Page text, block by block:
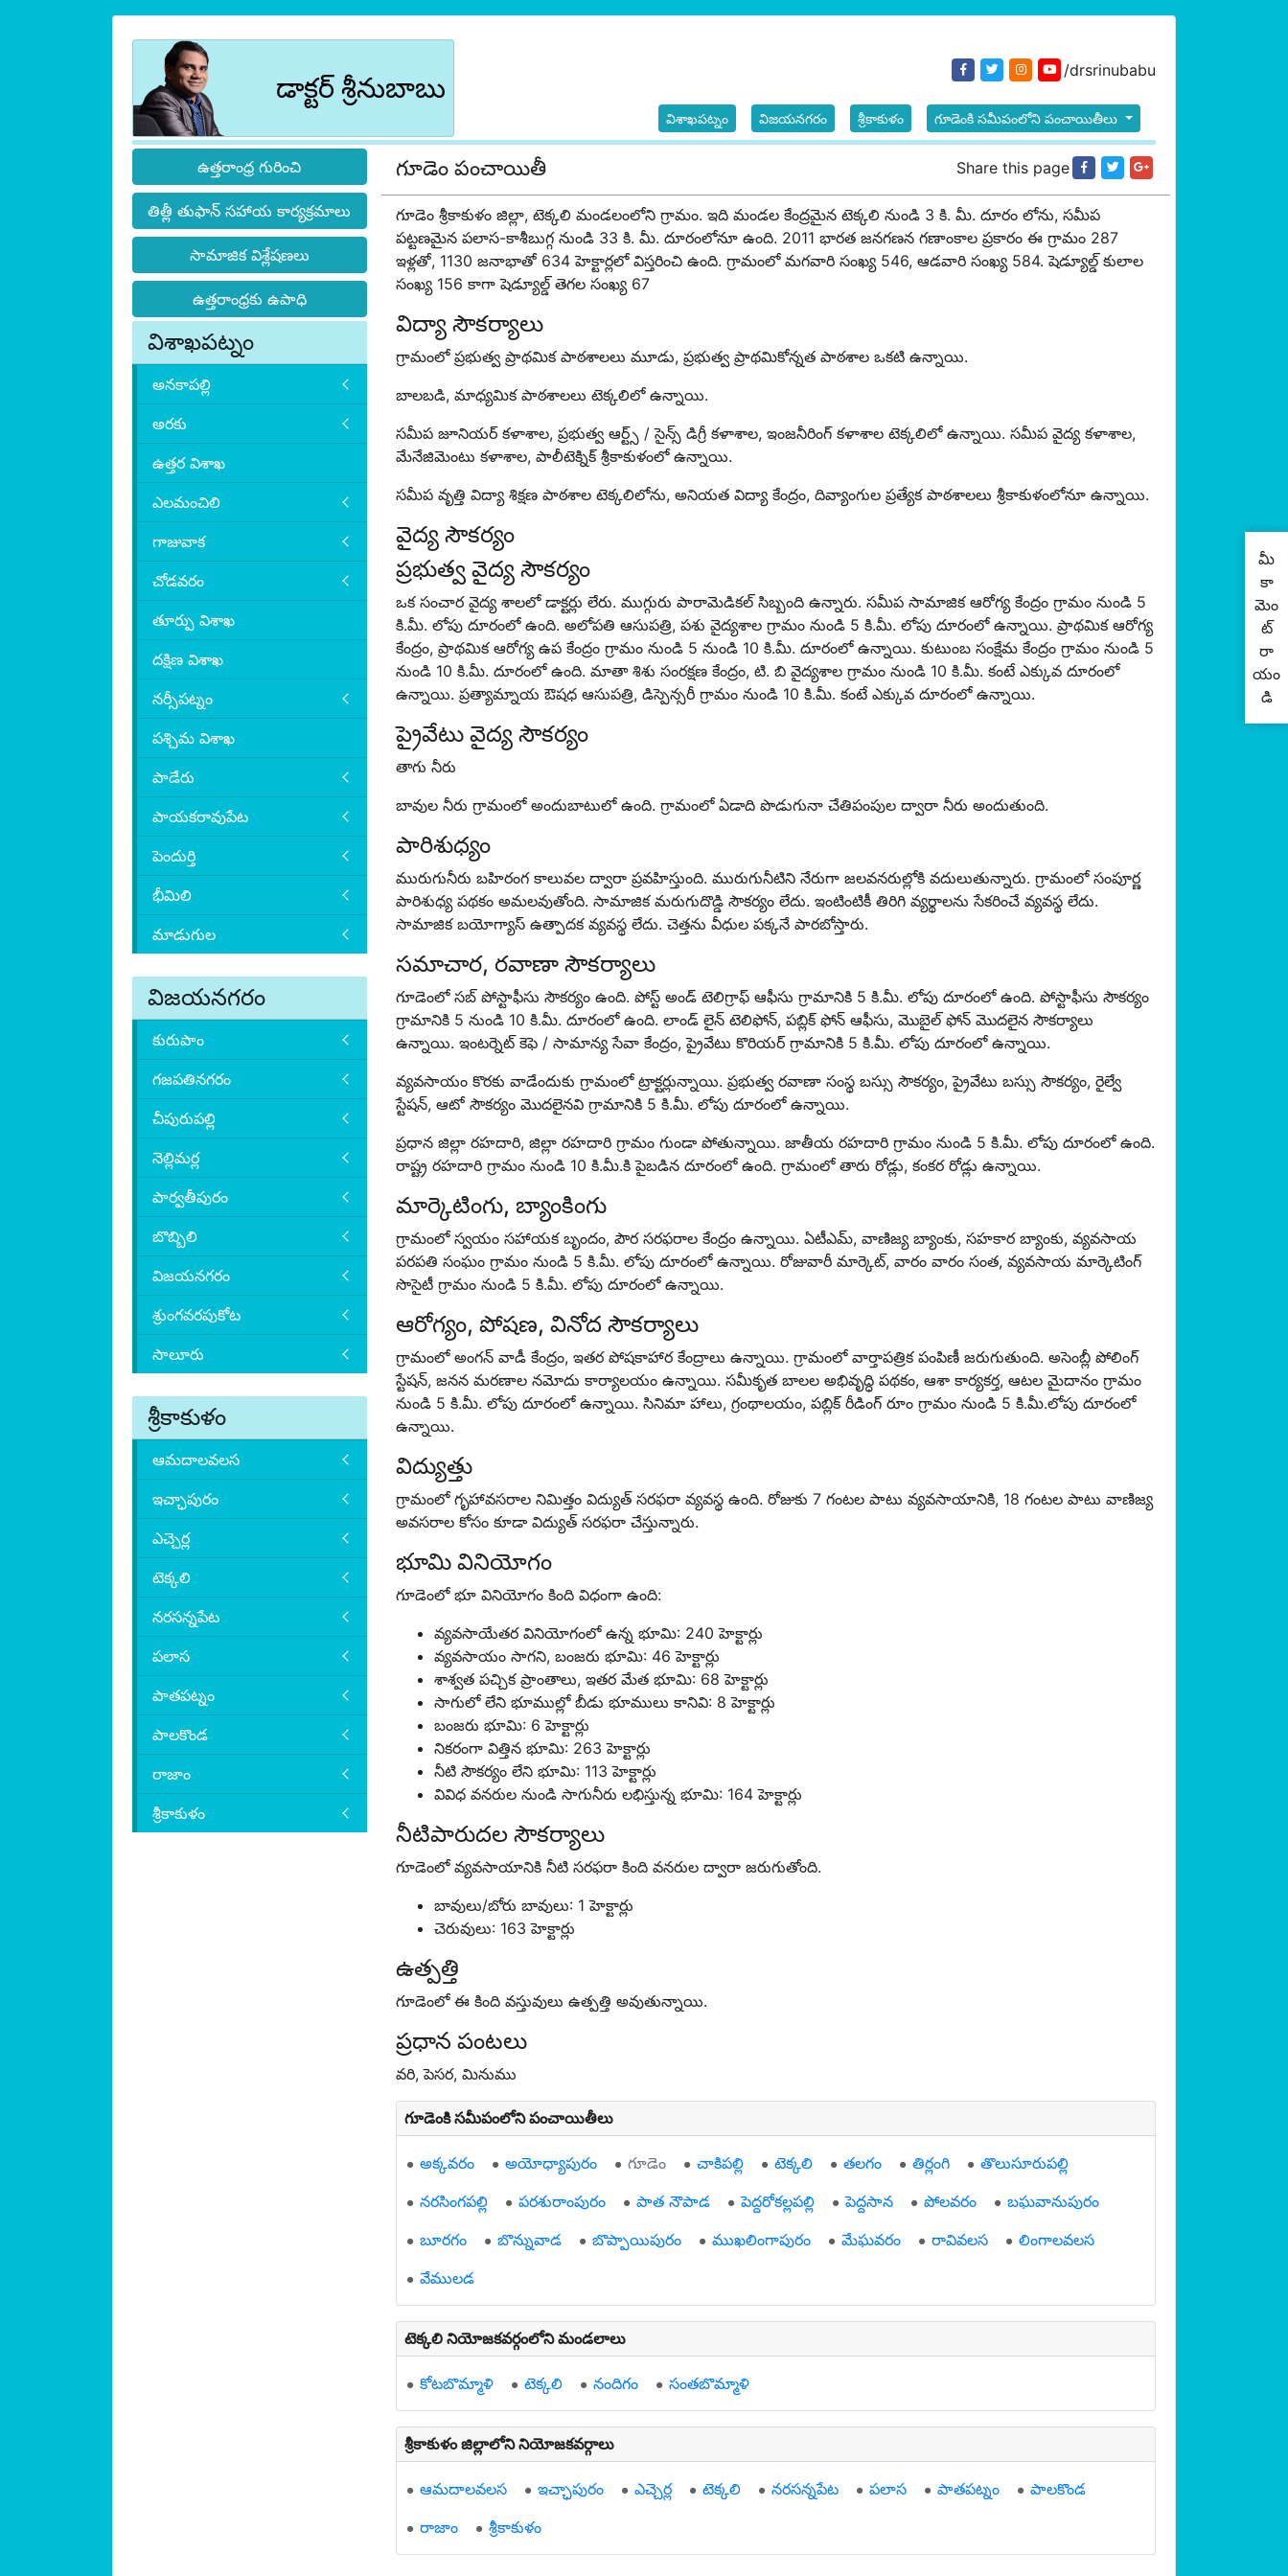
డాక్టర్ శ్రీనుబాబు
/drsrinubabu
విశాఖపట్నం విజయనగరం శ్రీకాకుళం గూడెంకి సమీపంలోని పంచాయితీలు
ఉత్తరాంధ్ర గురించి
తిత్లీ తుఫాన్ సహాయ కార్యక్రమాలు
సామాజిక విశ్లేషణలు
ఉత్తరాంధ్రకు ఉపాధి
విశాఖపట్నం
అనకాపల్లి
అరకు
ఉత్తర విశాఖ
ఎలమంచిలి
గాజువాక
చోడవరం
తూర్పు విశాఖ
దక్షిణ విశాఖ
నర్సీపట్నం
పశ్చిమ విశాఖ
పాడేరు
పాయకరావుపేట
పెందుర్తి
భీమిలి
మాడుగుల
విజయనగరం
కురుపాం
గజపతినగరం
చీపురుపల్లి
నెల్లిమర్ల
పార్వతీపురం
బొబ్బిలి
విజయనగరం
శ్రుంగవరపుకోట
సాలూరు
శ్రీకాకుళం
ఆమదాలవలస
ఇచ్ఛాపురం
ఎచ్చెర్ల
టెక్కలి
నరసన్నపేట
పలాస
పాతపట్నం
పాలకొండ
రాజాం
శ్రీకాకుళం
గూడెం పంచాయితీ Share this page
గూడెం శ్రీకాకుళం జిల్లా, టెక్కలి మండలంలోని గ్రామం. ఇది మండల కేంద్రమైన టెక్కలి నుండి 3 కి. మీ. దూరం లోను, సమీప
పట్టణమైన పలాస-కాశీబుగ్గ నుండి 33 కి. మీ. దూరంలోనూ ఉంది. 2011 భారత జనగణన గణాంకాల ప్రకారం ఈ గ్రామం 287
ఇళ్లతో, 1130 జనాభాతో 634 హెక్టార్లలో విస్తరించి ఉంది. గ్రామంలో మగవారి సంఖ్య 546, ఆడవారి సంఖ్య 584. షెడ్యూల్డ్ కులాల
సంఖ్య 156 కాగా షెడ్యూల్డ్ తెగల సంఖ్య 67
విద్యా సౌకర్యాలు
గ్రామంలో ప్రభుత్వ ప్రాథమిక పాఠశాలలు మూడు, ప్రభుత్వ ప్రాథమికోన్నత పాఠశాల ఒకటి ఉన్నాయి.
బాలబడి, మాధ్యమిక పాఠశాల‌లు టెక్కలిలో ఉన్నాయి.
సమీప జూనియర్ కళాశాల, ప్రభుత్వ ఆర్ట్స్ / సైన్స్ డిగ్రీ కళాశాల, ఇంజనీరింగ్ కళాశాల టెక్కలిలో ఉన్నాయి. సమీప వైద్య కళాశాల,
మేనేజిమెంటు కళాశాల, పాలీటెక్నిక్ శ్రీకాకుళంలో ఉన్నాయి.
సమీప వృత్తి విద్యా శిక్షణ పాఠశాల టెక్కలిలోను, అనియత విద్యా కేంద్రం, దివ్యాంగుల ప్రత్యేక పాఠశాల‌లు శ్రీకాకుళంలోనూ ఉన్నాయి.
వైద్య సౌకర్యం
ప్రభుత్వ వైద్య సౌకర్యం
ఒక సంచార వైద్య శాలలో డాక్టర్లు లేరు. ముగ్గురు పారామెడికల్ సిబ్బంది ఉన్నారు. సమీప సామాజిక ఆరోగ్య కేంద్రం గ్రామం నుండి 5
కి.మీ. లోపు దూరంలో ఉంది. అలోపతి ఆసుపత్రి, పశు వైద్యశాల గ్రామం నుండి 5 కి.మీ. లోపు దూరంలో ఉన్నాయి. ప్రాథమిక ఆరోగ్య
కేంద్రం, ప్రాథమిక ఆరోగ్య ఉప కేంద్రం గ్రామం నుండి 5 నుండి 10 కి.మీ. దూరంలో ఉన్నాయి. కుటుంబ సంక్షేమ కేంద్రం గ్రామం నుండి 5
నుండి 10 కి.మీ. దూరంలో ఉంది. మాతా శిశు సంరక్షణ కేంద్రం, టి. బి వైద్యశాల గ్రామం నుండి 10 కి.మీ. కంటే ఎక్కువ దూరంలో
ఉన్నాయి. ప్రత్యామ్నాయ ఔషధ ఆసుపత్రి, డిస్పెన్సరీ గ్రామం నుండి 10 కి.మీ. కంటే ఎక్కువ దూరంలో ఉన్నాయి.
ప్రైవేటు వైద్య సౌకర్యం
తాగు నీరు
బావుల నీరు గ్రామంలో అందుబాటులో ఉంది. గ్రామంలో ఏడాది పొడుగునా చేతిపంపుల ద్వారా నీరు అందుతుంది.
పారిశుధ్యం
మురుగునీరు బహిరంగ కాలువల ద్వారా ప్రవహిస్తుంది. మురుగునీటిని నేరుగా జలవనరుల్లోకి వదులుతున్నారు. గ్రామంలో సంపూర్ణ
పారిశుధ్య పథకం అమలవుతోంది. సామాజిక మరుగుదొడ్డి సౌకర్యం లేదు. ఇంటింటికీ తిరిగి వ్యర్థాలను సేకరించే వ్యవస్థ లేదు.
సామాజిక బయోగ్యాస్ ఉత్పాదక వ్యవస్థ లేదు. చెత్తను వీధుల పక్కనే పారబోస్తారు.
సమాచార, రవాణా సౌకర్యాలు
గూడెంలో సబ్ పోస్టాఫీసు సౌకర్యం ఉంది. పోస్ట్ అండ్ టెలిగ్రాఫ్ ఆఫీసు గ్రామానికి 5 కి.మీ. లోపు దూరంలో ఉంది. పోస్టాఫీసు సౌకర్యం
గ్రామానికి 5 నుండి 10 కి.మీ. దూరంలో ఉంది. లాండ్ లైన్ టెలిఫోన్, పబ్లిక్ ఫోన్ ఆఫీసు, మొబైల్ ఫోన్ మొదలైన సౌకర్యాలు
ఉన్నాయి. ఇంటర్నెట్ కెఫె / సామాన్య సేవా కేంద్రం, ప్రైవేటు కొరియర్ గ్రామానికి 5 కి.మీ. లోపు దూరంలో ఉన్నాయి.
వ్యవసాయం కొరకు వాడేందుకు గ్రామంలో ట్రాక్టర్లున్నాయి. ప్రభుత్వ రవాణా సంస్థ బస్సు సౌకర్యం, ప్రైవేటు బస్సు సౌకర్యం, రైల్వే
స్టేషన్, ఆటో సౌకర్యం మొదలైనవి గ్రామానికి 5 కి.మీ. లోపు దూరంలో ఉన్నాయి.
ప్రధాన జిల్లా రహదారి, జిల్లా రహదారి గ్రామం గుండా పోతున్నాయి. జాతీయ రహదారి గ్రామం నుండి 5 కి.మీ. లోపు దూరంలో ఉంది.
రాష్ట్ర రహదారి గ్రామం నుండి 10 కి.మీ.కి పైబడిన దూరంలో ఉంది. గ్రామంలో తారు రోడ్లు, కంకర రోడ్లు ఉన్నాయి.
మార్కెటింగు, బ్యాంకింగు
గ్రామంలో స్వయం సహాయక బృందం, పౌర సరఫరాల కేంద్రం ఉన్నాయి. ఏటీఎమ్, వాణిజ్య బ్యాంకు, సహకార బ్యాంకు, వ్యవసాయ
పరపతి సంఘం గ్రామం నుండి 5 కి.మీ. లోపు దూరంలో ఉన్నాయి. రోజువారీ మార్కెట్, వారం వారం సంత, వ్యవసాయ మార్కెటింగ్
సొసైటీ గ్రామం నుండి 5 కి.మీ. లోపు దూరంలో ఉన్నాయి.
ఆరోగ్యం, పోషణ, వినోద సౌకర్యాలు
గ్రామంలో అంగన్ వాడీ కేంద్రం, ఇతర పోషకాహార కేంద్రాలు ఉన్నాయి. గ్రామంలో వార్తాపత్రిక పంపిణీ జరుగుతుంది. అసెంబ్లీ పోలింగ్
స్టేషన్, జనన మరణాల నమోదు కార్యాలయం ఉన్నాయి. సమీకృత బాలల అభివృద్ధి పథకం, ఆశా కార్యకర్త, ఆటల మైదానం గ్రామం
నుండి 5 కి.మీ. లోపు దూరంలో ఉన్నాయి. సినిమా హాలు, గ్రంథాలయం, పబ్లిక్ రీడింగ్ రూం గ్రామం నుండి 5 కి.మీ.లోపు దూరంలో
ఉన్నాయి.
విద్యుత్తు
గ్రామంలో గృహావసరాల నిమిత్తం విద్యుత్ సరఫరా వ్యవస్థ ఉంది. రోజుకు 7 గంటల పాటు వ్యవసాయానికి, 18 గంటల పాటు వాణిజ్య
అవసరాల కోసం కూడా విద్యుత్ సరఫరా చేస్తున్నారు.
భూమి వినియోగం
గూడెంలో భూ వినియోగం కింది విధంగా ఉంది:
వ్యవసాయేతర వినియోగంలో ఉన్న భూమి: 240 హెక్టార్లు
వ్యవసాయం సాగని, బంజరు భూమి: 46 హెక్టార్లు
శాశ్వత పచ్చిక ప్రాంతాలు, ఇతర మేత భూమి: 68 హెక్టార్లు
సాగులో లేని భూముల్లో బీడు భూములు కానివి: 8 హెక్టార్లు
బంజరు భూమి: 6 హెక్టార్లు
నికరంగా విత్తిన భూమి: 263 హెక్టార్లు
నీటి సౌకర్యం లేని భూమి: 113 హెక్టార్లు
వివిధ వనరుల నుండి సాగునీరు లభిస్తున్న భూమి: 164 హెక్టార్లు
నీటిపారుదల సౌకర్యాలు
గూడెంలో వ్యవసాయానికి నీటి సరఫరా కింది వనరుల ద్వారా జరుగుతోంది.
బావులు/బోరు బావులు: 1 హెక్టార్లు
చెరువులు: 163 హెక్టార్లు
ఉత్పత్తి
గూడెంలో ఈ కింది వస్తువులు ఉత్పత్తి అవుతున్నాయి.
ప్రధాన పంటలు
వరి, పెసర, మినుము
గూడెంకి సమీపంలోని పంచాయితీలు
అక్కవరం అయోధ్యాపురం గూడెం చాకిపల్లి టెక్కలి తలగం తిర్లంగి
తొలుసూరుపల్లి
నరసింగపల్లి
పరశురాంపురం పాత నౌపాడ పెద్దరోకల్లపల్లి పెద్దసాన పోలవరం
బఘవానుపురం
బూరగం
బొన్నువాడ బొప్పాయిపురం ముఖలింగాపురం మేఘవరం రావివలస
లింగాలవలస
వేములడ
టెక్కలి నియోజకవర్గంలోని మండలాలు
కోటబొమ్మాళి టెక్కలి నందిగం సంతబొమ్మాళి
శ్రీకాకుళం జిల్లాలోని నియోజకవర్గాలు
ఆమదాలవలస ఇచ్ఛాపురం ఎచ్చెర్ల టెక్కలి నరసన్నపేట పలాస పాతపట్నం
పాలకొండ
రాజాం
శ్రీకాకుళం
మీ
కా
మెం
ట్
రా
యం
డి